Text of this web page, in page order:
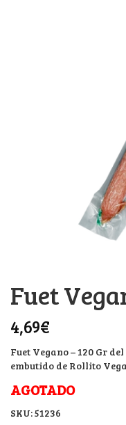
Fuet
4,69€
Fuet Vegano – 120 Gr
embutido de Rollito
AGOTADO
SKU:51236